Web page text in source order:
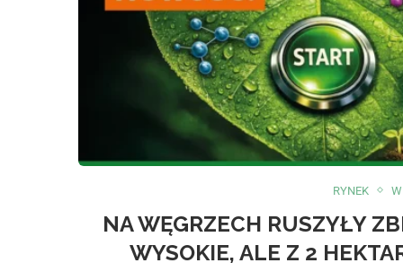
RYNEK
NA WĘGRZECH RUSZYŁY
WYSOKIE, ALE Z 2